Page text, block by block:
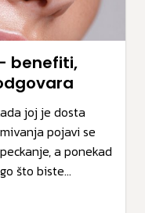
benefiti,
joj je dosta
pojavi se
a ponekad
što biste...